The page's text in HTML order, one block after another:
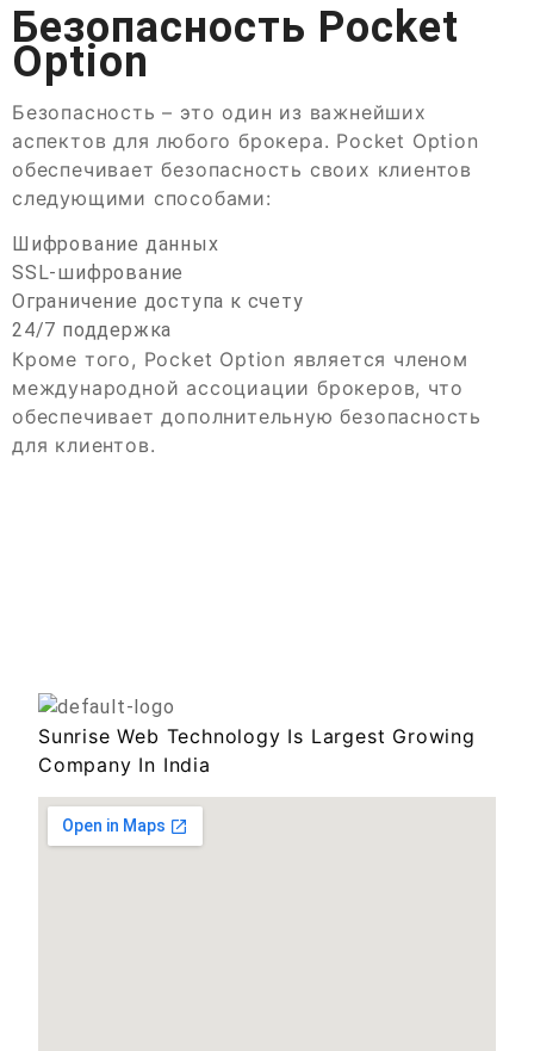
Безопасность Pocket
Option
Безопасность – это один из важнейших
аспектов для любого брокера. Pocket Option
обеспечивает безопасность своих клиентов
следующими способами:
Шифрование данных
SSL-шифрование
Ограничение доступа к счету
24/7 поддержка
Кроме того, Pocket Option является членом
международной ассоциации брокеров, что
обеспечивает дополнительную безопасность
для клиентов.
Sunrise Web Technology Is Largest Growing
Company In India